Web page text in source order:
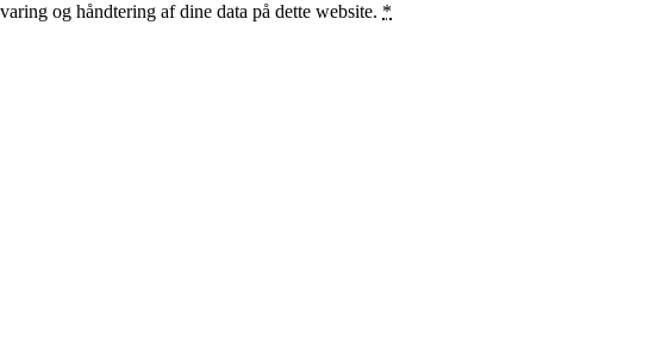
og håndtering af dine data på dette website. *